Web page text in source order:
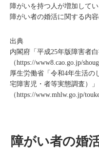
障がいを持つ人が増加して
障がい者の婚活に関する内
出典
内閣府「平成25年版障害者白
（https://www8.cao.go.jp/
厚生労働省「令和4年生活
宅障害児・者等実態調査）」
（https://www.mhlw.go.jp/
障がい者の婚